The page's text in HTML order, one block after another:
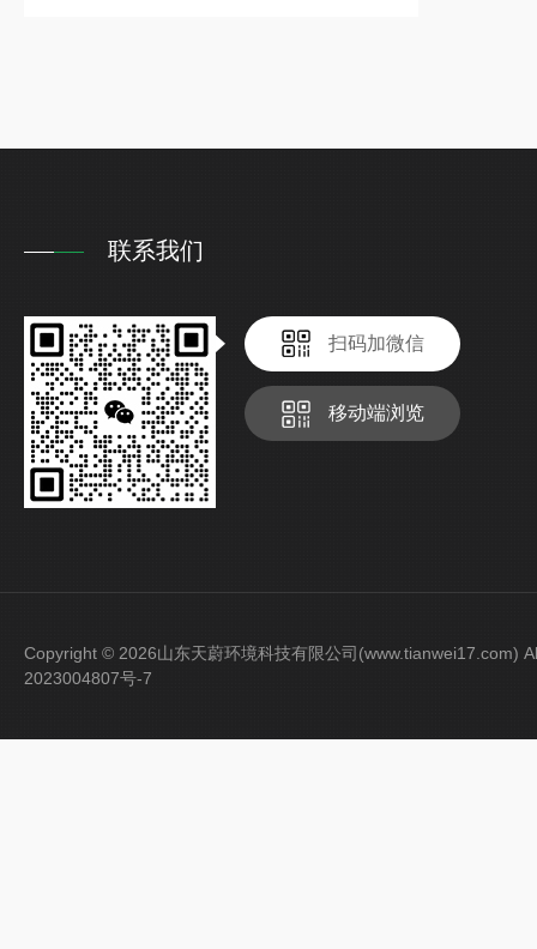
联系我们
扫码加微信
移动端浏览
Copyright © 2026山东天蔚环境科技有限公司(www.tianwei17.com)
2023004807号-7